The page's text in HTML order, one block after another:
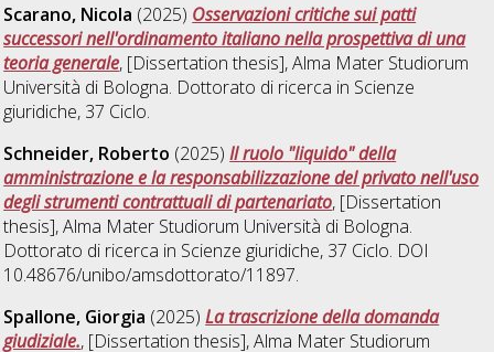
Scarano, Nicola (2025) Osservazioni critiche sui patti
successori nell'ordinamento italiano nella prospettiva di una
teoria generale, [Dissertation thesis], Alma Mater Studiorum
Università di Bologna. Dottorato di ricerca in Scienze
giuridiche, 37 Ciclo.
Schneider, Roberto (2025)Il ruolo "liquido" della
amministrazione e la responsabilizzazione del privato nell'uso
degli strumenti contrattuali di partenariato, [Dissertation
thesis], Alma Mater Studiorum Università di Bologna.
Dottorato di ricerca in Scienze giuridiche, 37 Ciclo. DOI
10.48676/unibo/amsdottorato/11897.
Spallone, Giorgia (2025)La trascrizione della domanda
giudiziale., [Dissertation thesis], Alma Mater Studiorum